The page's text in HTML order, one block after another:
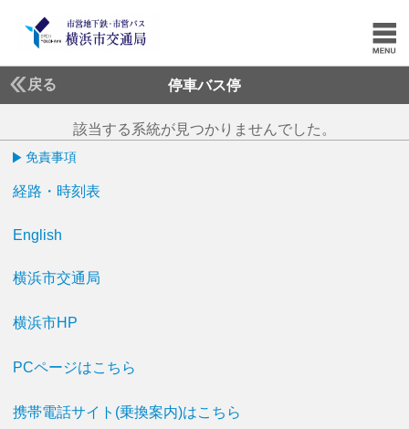
戻る 停車バス停
該当する系統が見つかりませんでした。
免責事項
経路・時刻表
English
横浜市交通局
横浜市HP
PCページはこちら
携帯電話サイト(乗換案内)はこちら